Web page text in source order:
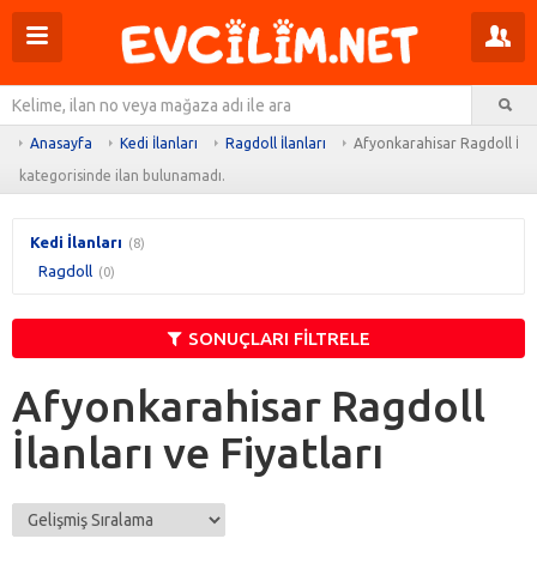
Menüyü
aç
Anasayfa Kedi İlanları Ragdoll İlanları Afyonkarahisar Ragdoll
kategorisinde ilan bulunamadı.
Kedi İlanları (8)
Ragdoll (0)
SONUÇLARI FİLTRELE
Afyonkarahisar Ragdoll
İlanları ve Fiyatları